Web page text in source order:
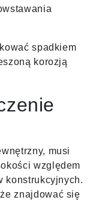
spadkiem
korozją
musi
względem
konstrukcyjnych.
znajdować się